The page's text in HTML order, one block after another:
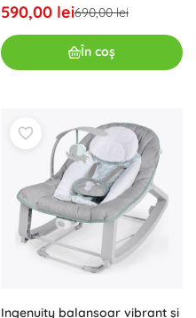
590,00 lei690,00 lei
În coș
Ingenuity balansoar vibrant și